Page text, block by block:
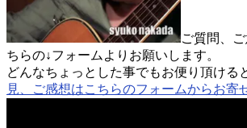
ご質問、
ちらの↓フォームよりお願いします。
どんなちょっとした事でもお便り頂ける
見、ご感想はこちらのフォームからお寄